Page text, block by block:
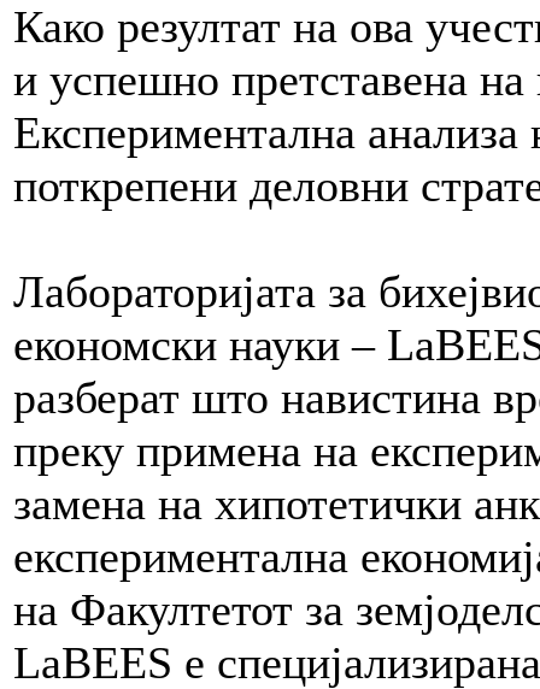
Како резултат на ова
и успешно претставена на
Експериментална
поткрепени деловни
Лабораторијата за
економски науки –
разберат што навистина
преку примена на
замена на хипотетички
експериментална
на Факултетот за
LaBEES е